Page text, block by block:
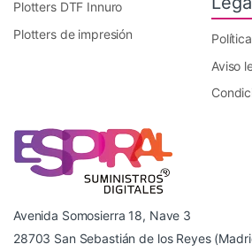
Plotters DTF Innuro
Plotters de impresión
Aviso
Avenida Somosierra 18, Nave 3
28703 San Sebastián de los Reyes